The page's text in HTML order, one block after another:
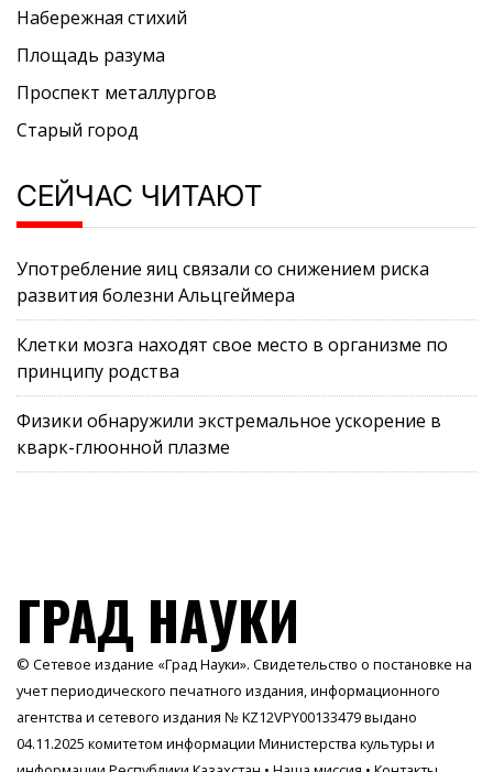
Набережная стихий
Площадь разума
Проспект металлургов
Старый город
СЕЙЧАС ЧИТАЮТ
Употребление яиц связали со снижением риска
развития болезни Альцгеймера
Клетки мозга находят свое место в организме по
принципу родства
Физики обнаружили экстремальное ускорение в
кварк-глюонной плазме
ГРАД НАУКИ
© Сетевое издание «Град Науки». Свидетельство о постановке на
учет периодического печатного издания, информационного
агентства и сетевого издания № KZ12VPY00133479 выдано
04.11.2025 комитетом информации Министерства культуры и